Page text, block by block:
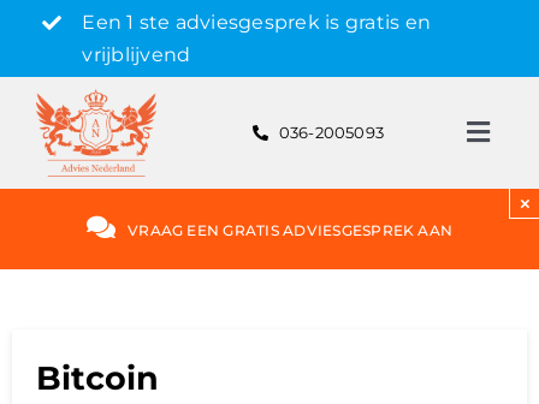
content
Een 1 ste adviesgesprek is gratis en
vrijblijvend
Hypotheek
036-2005093
VRAAG EEN GRATIS ADVIESGESPREK AAN
×
Bitcoin